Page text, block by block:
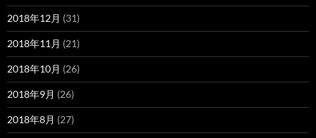
2018年12月 (31)
2018年11月 (21)
2018年10月 (26)
2018年9月 (26)
2018年8月 (27)